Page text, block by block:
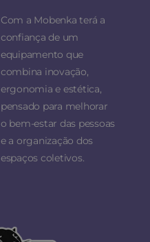
Com a Mobenka terá a
confiança de um
equipamento que
combina inovação,
ergonomia e estética,
pensado para melhorar
o bem-estar das pessoas
e a organização dos
espaços coletivos.